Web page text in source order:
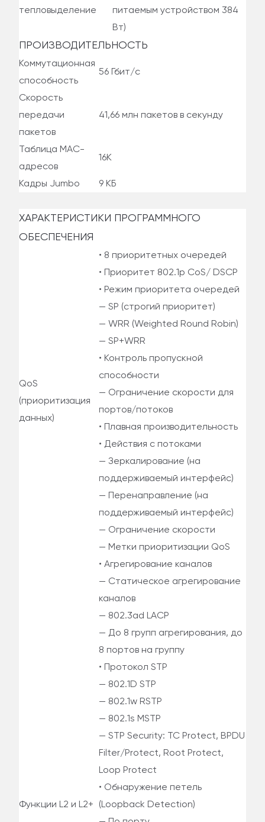
тепловыделение
питаемым устройством 384
Вт)
ПРОИЗВОДИТЕЛЬНОСТЬ
Коммутационная
способность
56 Гбит/с
Скорость
передачи
пакетов
41,66 млн пакетов в секунду
Таблица МАС-
адресов
16K
Кадры Jumbo 9 КБ
ХАРАКТЕРИСТИКИ ПРОГРАММНОГО
ОБЕСПЕЧЕНИЯ
QoS
(приоритизация
данных)
• 8 приоритетных очередей
• Приоритет 802.1p CoS/ DSCP
• Режим приоритета очередей
— SP (строгий приоритет)
— WRR (Weighted Round Robin)
— SP+WRR
• Контроль пропускной
способности
— Ограничение скорости для
портов/потоков
• Плавная производительность
• Действия с потоками
— Зеркалирование (на
поддерживаемый интерфейс)
— Перенаправление (на
поддерживаемый интерфейс)
— Ограничение скорости
— Метки приоритизации QoS
Функции L2 и L2+
• Агрегирование каналов
— Статическое агрегирование
каналов
— 802.3ad LACP
— До 8 групп агрегирования, до
8 портов на группу
• Протокол STP
— 802.1D STP
— 802.1w RSTP
— 802.1s MSTP
— STP Security: TC Protect, BPDU
Filter/Protect, Root Protect,
Loop Protect
• Обнаружение петель
(Loopback Detection)